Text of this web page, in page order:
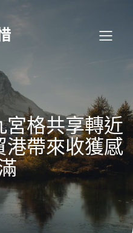
格共享轉近
港帶來收獲感